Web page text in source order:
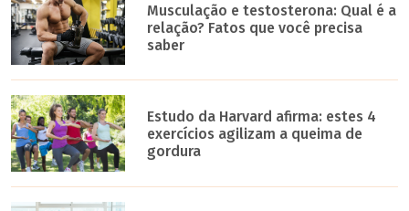
Musculação e testosterona: Qual é a
relação? Fatos que você precisa
saber
Estudo da Harvard afirma: estes 4
exercícios agilizam a queima de
gordura